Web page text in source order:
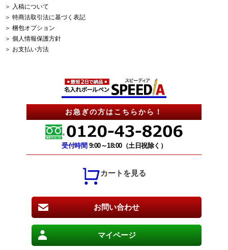
お急ぎの方はこちらから！
受付時間 9:00～18:00（土日祝除く）
カートを見る
お問い合わせ
マイページ
＞ 入稿について
＞ 特商法取引法に基づく表記
＞ 梱包オプション
＞ 個人情報保護方針
＞ お支払い方法